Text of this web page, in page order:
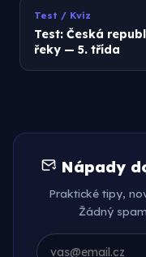
Test / Kvíz
Test: Česká
řeky — 5. třída
Nápady
Praktické tipy,
Žádný